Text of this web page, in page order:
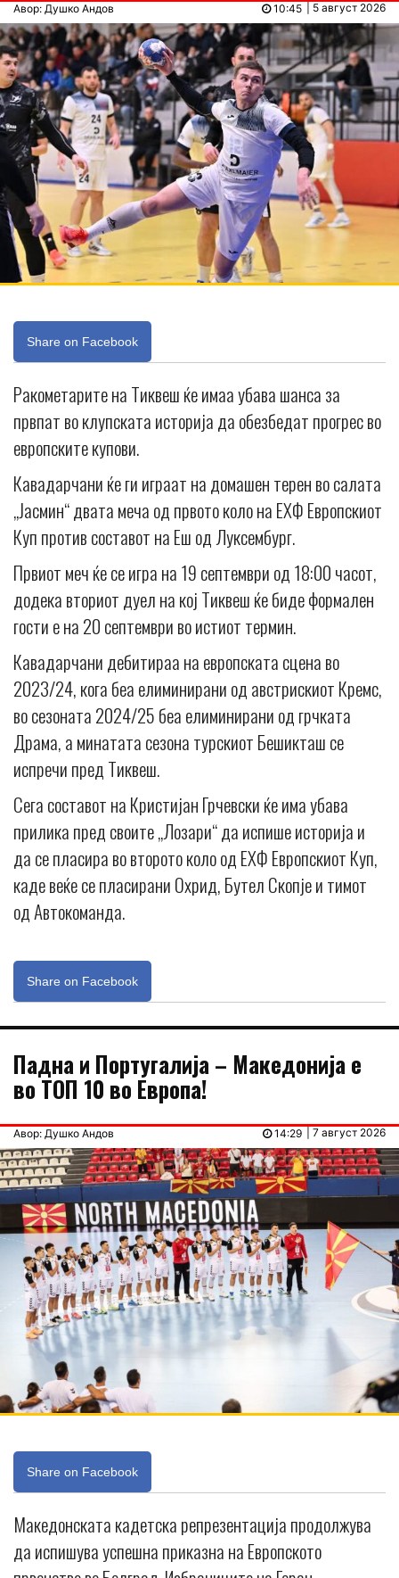
Авор: Душко Андов | 5 август 2026
10:45
Share on Facebook
Ракометарите на Тиквеш ќе имаа убава шанса за
првпат во клупската историја да обезбедат прогрес во
европските купови.
Кавадарчани ќе ги играат на домашен терен во салата
„Јасмин“ двата меча од првото коло на ЕХФ Европскиот
Куп против составот на Еш од Луксембург.
Првиот меч ќе се игра на 19 септември од 18:00 часот,
додека вториот дуел на кој Тиквеш ќе биде формален
гости е на 20 септември во истиот термин.
Кавадарчани дебитираа на европската сцена во
2023/24, кога беа елиминирани од австрискиот Кремс,
во сезоната 2024/25 беа елиминирани од грчката
Драма, а минатата сезона турскиот Бешикташ се
испречи пред Тиквеш.
Сега составот на Кристијан Грчевски ќе има убава
прилика пред своите „Лозари“ да испише историја и
да се пласира во второто коло од ЕХФ Европскиот Куп,
каде веќе се пласирани Охрид, Бутел Скопје и тимот
од Автокоманда.
Share on Facebook
Падна и Португалија – Македонија е
во ТОП 10 во Европа!
Авор: Душко Андов | 7 август 2026
14:29
Share on Facebook
Македонската кадетска репрезентација продолжува
да испишува успешна приказна на Европското